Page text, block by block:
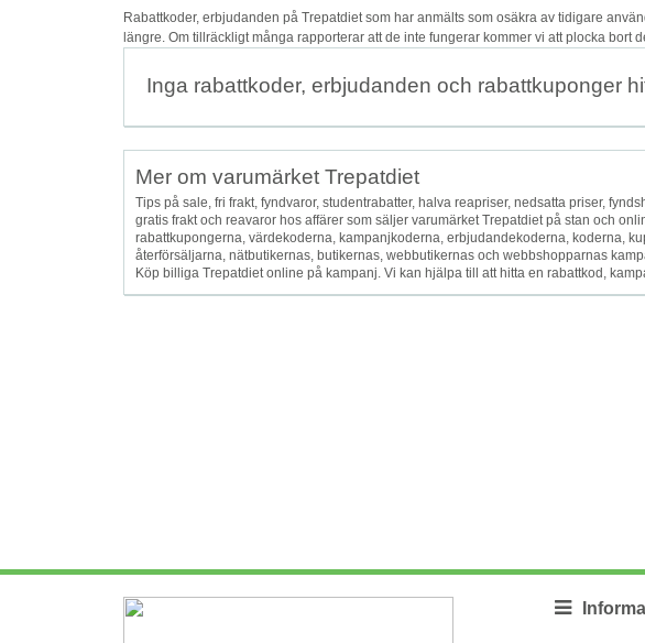
Rabattkoder, erbjudanden på Trepatdiet som har anmälts som osäkra av tidigare
längre. Om tillräckligt många rapporterar att de inte fungerar kommer vi att plocka bort
Inga rabattkoder, erbjudanden och rabattkuponger
Mer om varumärket Trepatdiet
Tips på sale, fri frakt, fyndvaror, studentrabatter, halva reapriser, nedsatta priser,
gratis frakt och reavaror hos affärer som säljer varumärket Trepatdiet på stan och
rabattkupongerna, värdekoderna, kampanjkoderna, erbjudandekoderna, koderna,
återförsäljarna, nätbutikernas, butikernas, webbutikernas och webbshopparnas
Köp billiga Trepatdiet online på kampanj. Vi kan hjälpa till att hitta en rabattkod,